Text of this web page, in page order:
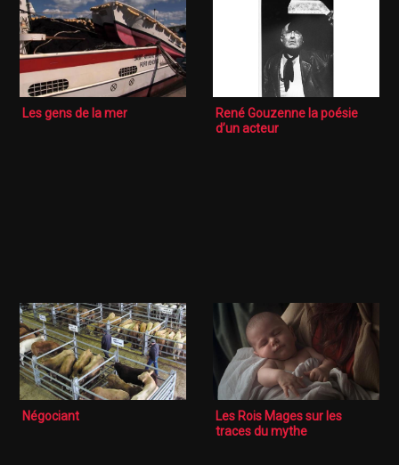
Les gens de la mer
René Gouzenne la poésie
d’un acteur
Négociant
Les Rois Mages sur les
traces du mythe